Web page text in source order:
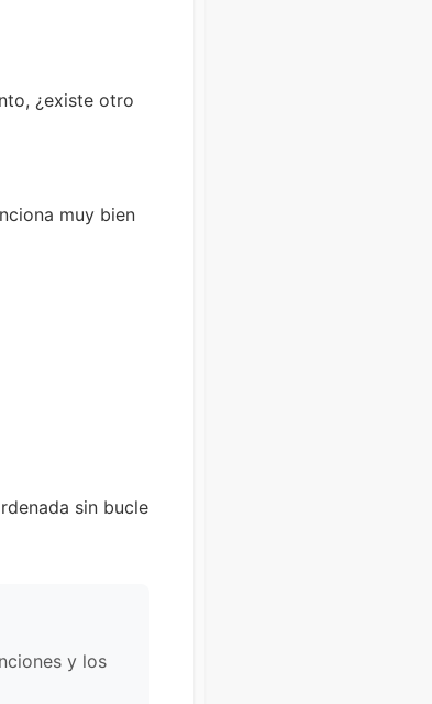
¿existe otro
muy bien
sin bucle
y los